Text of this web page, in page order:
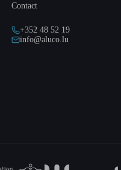
Contact
+352 48 52 19
info@aluco.lu